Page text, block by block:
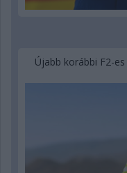
Újabb korábbi F2-